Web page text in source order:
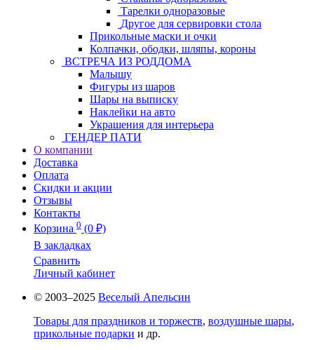
Тарелки одноразовые
Другое для сервировки стола
Прикольные маски и очки
Колпачки, ободки, шляпы, короны
ВСТРЕЧА ИЗ РОДДОМА
Малышу
Фигуры из шаров
Шары на выписку
Наклейки на авто
Украшения для интерьера
ГЕНДЕР ПАТИ
О компании
Доставка
Оплата
Скидки и акции
Отзывы
Контакты
Корзина 0 (0 ₽)
В закладках
Сравнить
Личный кабинет
© 2003–2025 Веселый Апельсин
Товары для праздников и торжеств, воздушные шары,
прикольные подарки и др.